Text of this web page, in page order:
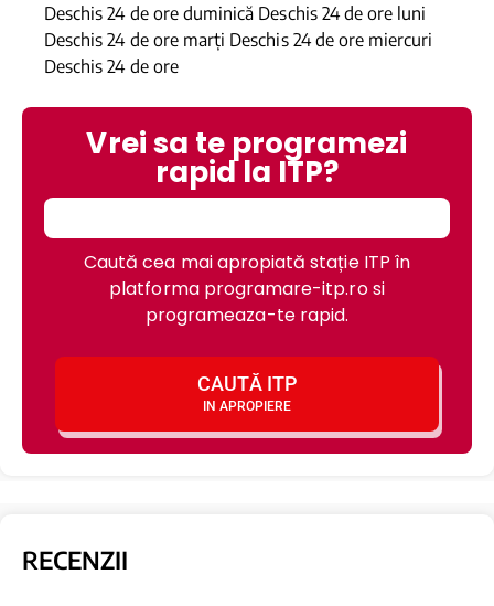
Deschis 24 de ore duminică Deschis 24 de ore luni
Deschis 24 de ore marți Deschis 24 de ore miercuri
Deschis 24 de ore
Vrei sa te programezi
rapid la ITP?
Caută cea mai apropiată stație ITP în
platforma programare-itp.ro si
programeaza-te rapid.
CAUTĂ ITP
IN APROPIERE
RECENZII